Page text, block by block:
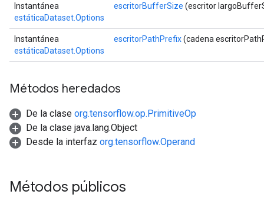
Instantánea
estáticaDataset.Options
escritorBufferSize (escritor
Instantánea
estáticaDataset.Options
escritorPathPrefix(cadena
Métodos heredados
De la clase org.tensorflow.op.PrimitiveOp
De la clase java.lang.Object
Desde la interfaz org.tensorflow.Operand
Métodos públicos